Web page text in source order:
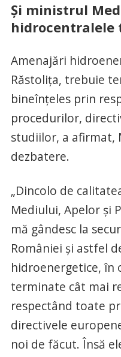
Și ministrul
Amenajări
Răstoliţa, trebuie
bineînţeles prin
procedurilor,
studiilor, a afirmat,
dezbatere.
„Dincolo de
Mediului, Apelor şi
mă gândesc la
României şi astfel
hidroenergetice, în
terminate cât mai
respectând toate
directivele
noi de făcut. Însă